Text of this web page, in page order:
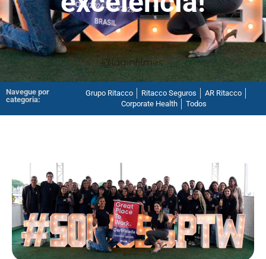
Navegue por
categoria:
Grupo Ritacco Ritacco Seguros
AR Ritacco
Corporate Health
Todos